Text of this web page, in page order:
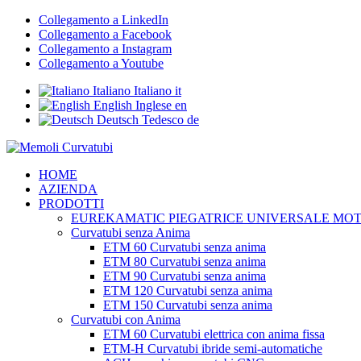
Collegamento a LinkedIn
Collegamento a Facebook
Collegamento a Instagram
Collegamento a Youtube
Italiano Italiano it
English Inglese en
Deutsch Tedesco de
HOME
AZIENDA
PRODOTTI
EUREKAMATIC PIEGATRICE UNIVERSALE
Curvatubi senza Anima
ETM 60 Curvatubi senza anima
ETM 80 Curvatubi senza anima
ETM 90 Curvatubi senza anima
ETM 120 Curvatubi senza anima
ETM 150 Curvatubi senza anima
Curvatubi con Anima
ETM 60 Curvatubi elettrica con anima fissa
ETM-H Curvatubi ibride semi-automatiche